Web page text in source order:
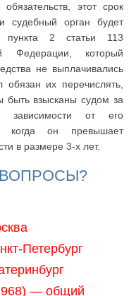
этот срок
судебный орган будет
пункта 2 статьи 113
Федерации, который
не выплачивались
их перечислять,
быть взысканы судом за
от его
когда он превышает
в размере 3-х лет.
Петербург
968) — общий